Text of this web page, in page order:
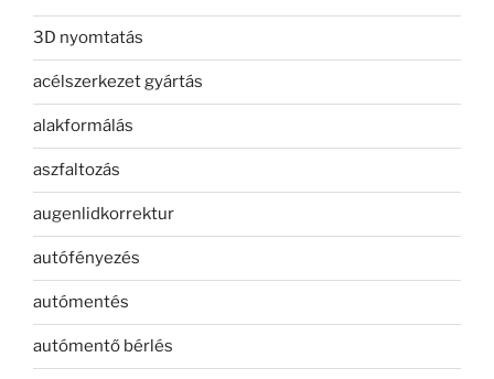
3D nyomtatás
acélszerkezet gyártás
alakformálás
aszfaltozás
augenlidkorrektur
autófényezés
autómentés
autómentő bérlés